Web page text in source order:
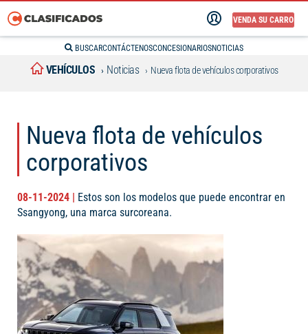
VENDA SU CARRO
BUSCARCONTÁCTENOSCONCESIONARIOSNOTICIAS
VEHÍCULOS Noticias Nueva flota de vehículos corporativos
Nueva flota de vehículos
corporativos
08-11-2024 | Estos son los modelos que puede encontrar en
Ssangyong, una marca surcoreana.